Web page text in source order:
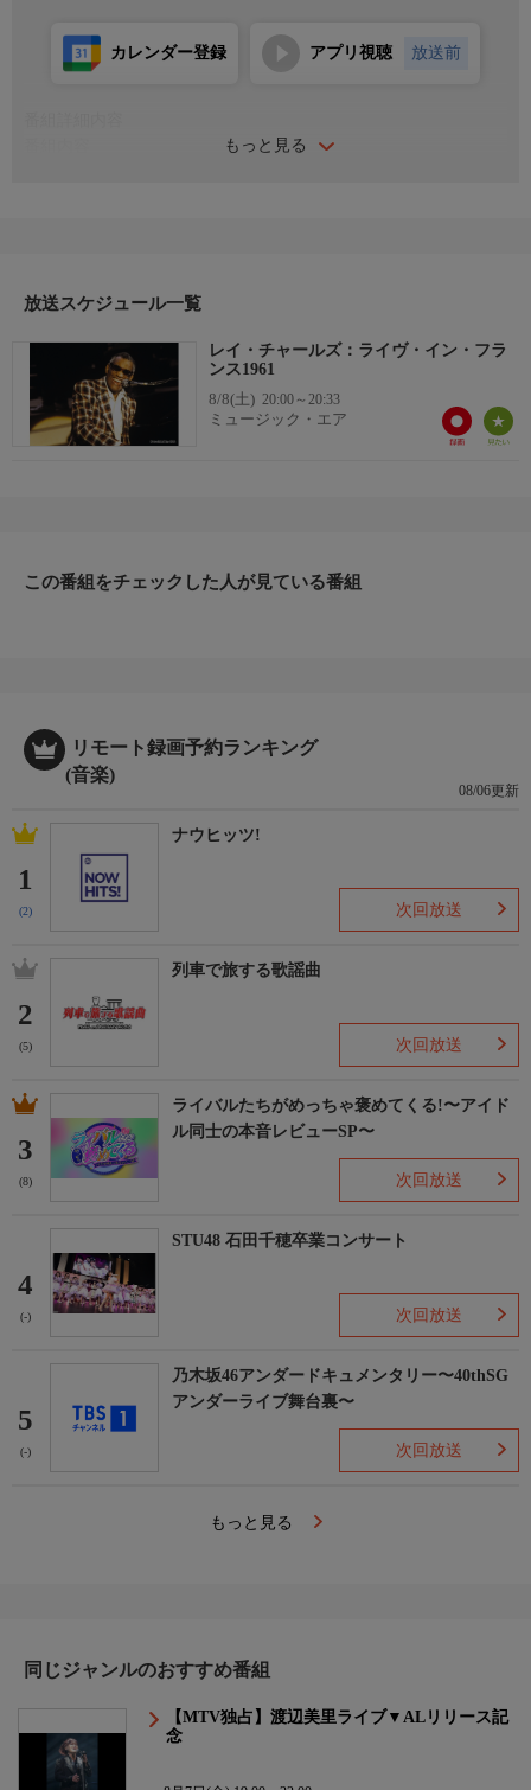
もっと見る
カレンダー登録 アプリ視聴 放送前
放送スケジュール一覧
レイ・チャールズ：ライヴ・イン・フラ
ンス1961
8/8(土) 20:00～20:33
ミュージック・エア
この番組をチェックした人が見ている番組
リモート録画予約ランキング
(音楽)
08/06更新
1
(2)
ナウヒッツ!
次回放送
2
(5)
列車で旅する歌謡曲
次回放送
3
(8)
ライバルたちがめっちゃ褒めてくる!〜アイド
ル同士の本音レビューSP〜
次回放送
4
(-)
STU48 石田千穂卒業コンサート
次回放送
5
(-)
乃木坂46アンダードキュメンタリー〜40thSG
アンダーライブ舞台裏〜
次回放送
もっと見る
同じジャンルのおすすめ番組
【MTV独占】渡辺美里ライブ▼ALリリース記
念